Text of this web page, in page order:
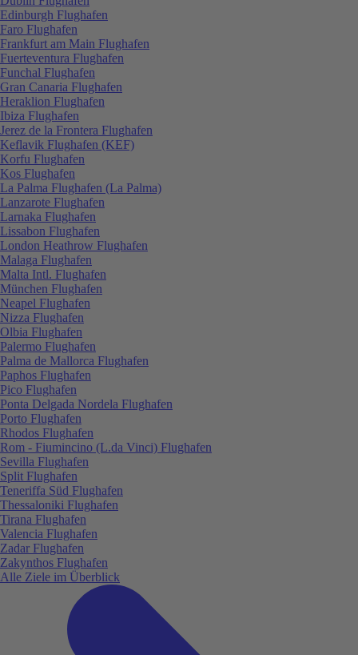
Edinburgh Flughafen
Faro Flughafen
Frankfurt am Main Flughafen
Fuerteventura Flughafen
Funchal Flughafen
Gran Canaria Flughafen
Heraklion Flughafen
Ibiza Flughafen
Jerez de la Frontera Flughafen
Keflavik Flughafen (KEF)
Korfu Flughafen
Kos Flughafen
La Palma Flughafen (La Palma)
Lanzarote Flughafen
Larnaka Flughafen
Lissabon Flughafen
London Heathrow Flughafen
Malaga Flughafen
Malta Intl. Flughafen
München Flughafen
Neapel Flughafen
Nizza Flughafen
Olbia Flughafen
Palermo Flughafen
Palma de Mallorca Flughafen
Paphos Flughafen
Pico Flughafen
Ponta Delgada Nordela Flughafen
Porto Flughafen
Rhodos Flughafen
Rom - Fiumincino (L.da Vinci) Flughafen
Sevilla Flughafen
Split Flughafen
Teneriffa Süd Flughafen
Thessaloniki Flughafen
Tirana Flughafen
Valencia Flughafen
Zadar Flughafen
Zakynthos Flughafen
Alle Ziele im Überblick